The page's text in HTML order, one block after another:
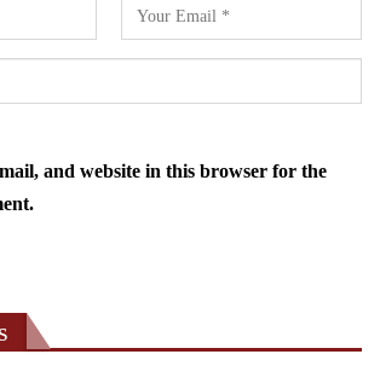
and website in this browser for the